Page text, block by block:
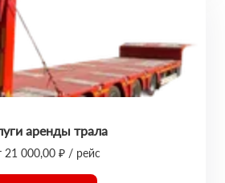
аренды трала
21 000,00 ₽ / рейс